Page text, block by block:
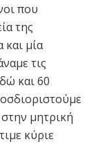
που
της
και μία
τις
και 60
μητρική
κύριε